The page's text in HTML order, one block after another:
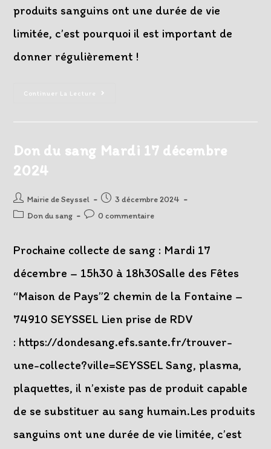
produits sanguins ont une durée de vie
limitée, c’est pourquoi il est important de
donner régulièrement !
Continuer La Lecture
Don
2025
Don du sang Mardi 17 décembre
2024
Auteur/autrice
de
Mairie de Seyssel
Post
published:
3 décembre 2024
PostDon du sang
Post0 commentaire
Prochaine collecte de sang : Mardi 17
décembre – 15h30 à 18h30Salle des Fêtes
“Maison de Pays”2 chemin de la Fontaine –
74910 SEYSSEL Lien prise de RDV
: https://dondesang.efs.sante.fr/trouver-
une-collecte?ville=SEYSSEL Sang, plasma,
plaquettes, il n’existe pas de produit capable
de se substituer au sang humain.Les produits
sanguins ont une durée de vie limitée, c’est